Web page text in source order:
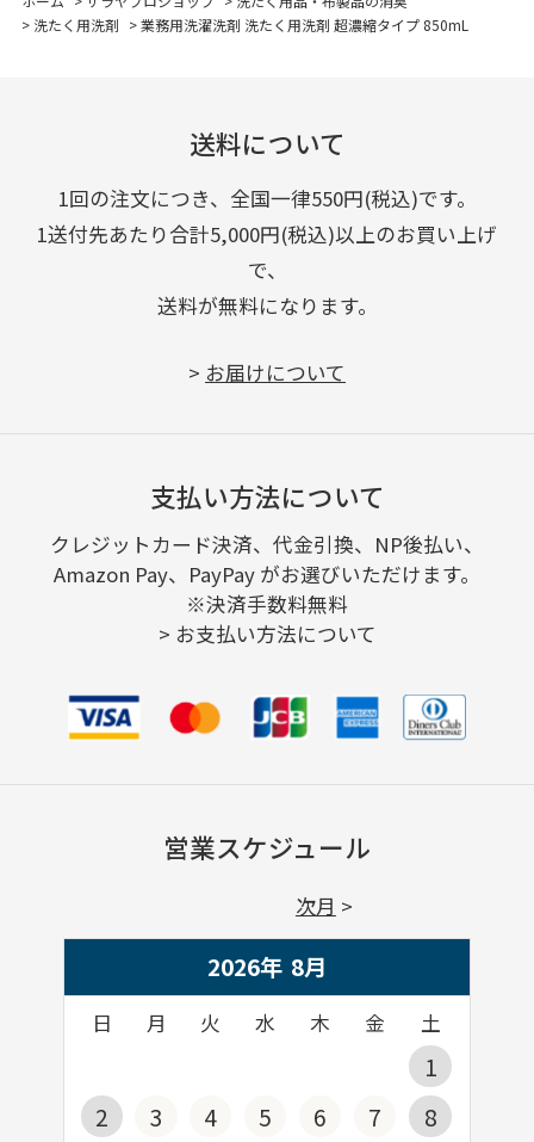
> 洗たく用洗剤 >業務用洗濯洗剤 洗たく用洗剤 超濃縮タイプ 850mL
送料について
1回の注文につき、全国一律550円(税込)です。
1送付先あたり合計5,000円(税込)以上のお買い上げ
で、
送料が無料になります。
> お届けについて
支払い方法について
クレジットカード決済、代金引換、NP後払い、
Amazon Pay、PayPay がお選びいただけます。
※決済手数料無料
> お支払い方法について
営業スケジュール
2026年 8月
日 月 火 水 木 金 土
1
2
3 4 5 6 7
8
次月